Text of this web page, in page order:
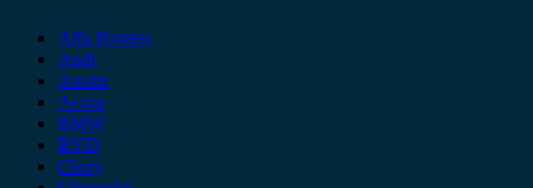
Alfa Romeo
Audi
Austin
Acura
BMW
BYD
Chery